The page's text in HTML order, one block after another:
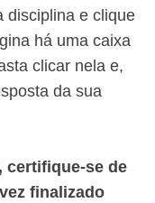
disciplina e clique
há uma caixa
clicar nela e,
da sua
certifique-se de
finalizado